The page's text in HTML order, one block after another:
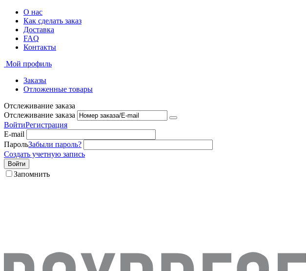
О нас
Как сделать заказ
Доставка
FAQ
Контакты
Мой профиль
Заказы
Отложенные товары
Отслеживание заказа
Отслеживание заказа
ВойтиРегистрация
E-mail
ПарольЗабыли пароль?
Создать учетную запись
Войти
Запомнить